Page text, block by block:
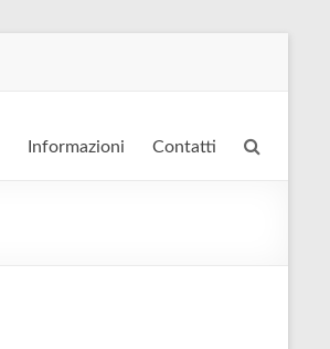
Informazioni Contatti